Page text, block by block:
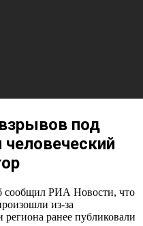
под
сообщил РИА Новости, что
из-за
региона ранее публиковали